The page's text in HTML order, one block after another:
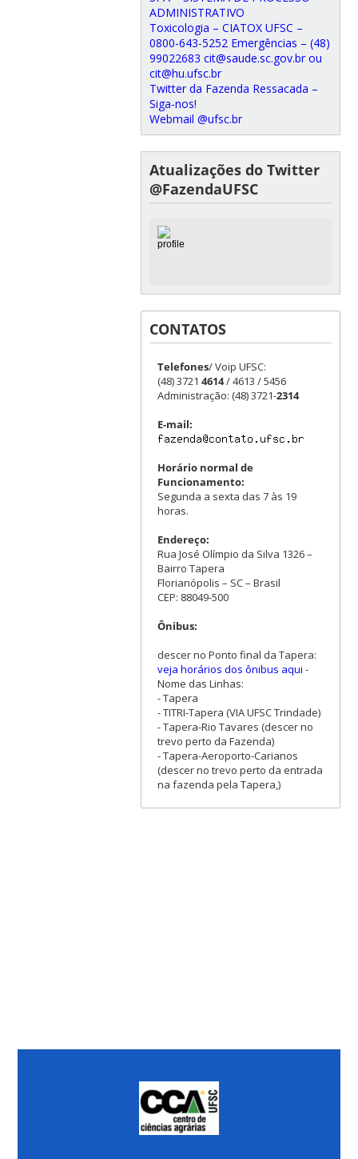
ADMINISTRATIVO
Toxicologia – CIATOX UFSC –
0800-643-5252 Emergências – (48)
99022683 cit@saude.sc.gov.br ou
cit@hu.ufsc.br
Twitter da Fazenda Ressacada –
Siga-nos!
Webmail @ufsc.br
Atualizações do Twitter
@FazendaUFSC
CONTATOS
Telefones/ Voip UFSC:
(48) 3721 4614/ 4613 / 5456
Administração: (48) 3721-2314
E-mail:
Horário normal de
Funcionamento:
Segunda a sexta das 7 às 19
horas.
Endereço:
Rua José Olímpio da Silva 1326 –
Bairro Tapera
Florianópolis – SC – Brasil
CEP: 88049-500
Ônibus:
descer no Ponto final da Tapera:
veja horários dos ônibus aqui -
Nome das Linhas:
- Tapera
- TITRI-Tapera (VIA UFSC Trindade)
- Tapera-Rio Tavares (descer no
trevo perto da Fazenda)
- Tapera-Aeroporto-Carianos
(descer no trevo perto da entrada
na fazenda pela Tapera,)